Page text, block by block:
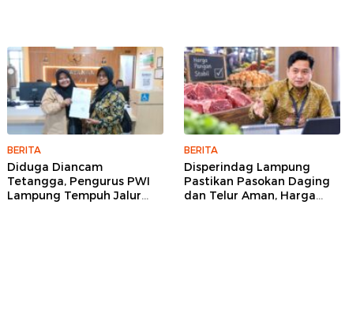
BERITA
Diduga Diancam
Tetangga, Pengurus PWI
Lampung Tempuh Jalur
BERITA
Disperindag Lampung
Pastikan Pasokan Daging
dan Telur Aman, Harga